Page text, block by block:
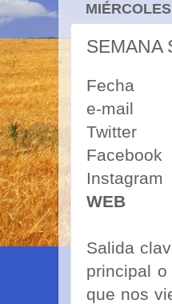
SEMANA
e-mail
Twitter
WEB
Salida
principal
que nos